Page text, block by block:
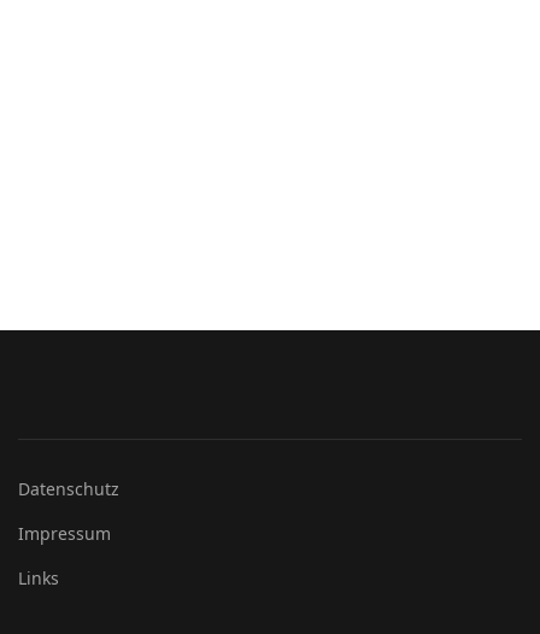
Datenschutz
Impressum
Links